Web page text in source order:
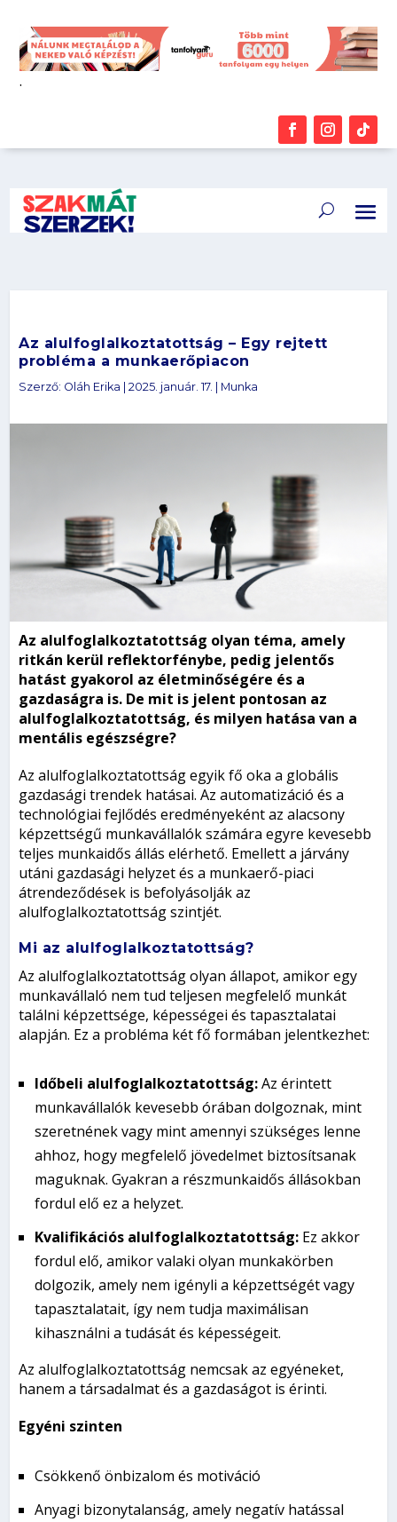
.
Az alulfoglalkoztatottság – Egy rejtett
probléma a munkaerőpiacon
Szerző: Oláh Erika |2025. január. 17. Munka
Az alulfoglalkoztatottság olyan téma, amely
ritkán kerül reflektorfénybe, pedig jelentős
hatást gyakorol az életminőségére és a
gazdaságra is. De mit is jelent pontosan az
alulfoglalkoztatottság, és milyen hatása van a
mentális egészségre?
Az alulfoglalkoztatottság egyik fő oka a globális
gazdasági trendek hatásai. Az automatizáció és a
technológiai fejlődés eredményeként az alacsony
képzettségű munkavállalók számára egyre kevesebb
teljes munkaidős állás elérhető. Emellett a járvány
utáni gazdasági helyzet és a munkaerő-piaci
átrendeződések is befolyásolják az
alulfoglalkoztatottság szintjét.
Mi az alulfoglalkoztatottság?
Az alulfoglalkoztatottság olyan állapot, amikor egy
munkavállaló nem tud teljesen megfelelő munkát
találni képzettsége, képességei és tapasztalatai
alapján. Ez a probléma két fő formában jelentkezhet:
Időbeli alulfoglalkoztatottság:Az érintett
munkavállalók kevesebb órában dolgoznak, mint
szeretnének vagy mint amennyi szükséges lenne
ahhoz, hogy megfelelő jövedelmet biztosítsanak
maguknak. Gyakran a részmunkaidős állásokban
fordul elő ez a helyzet.
Kvalifikációs alulfoglalkoztatottság: Ez akkor
fordul elő, amikor valaki olyan munkakörben
dolgozik, amely nem igényli a képzettségét vagy
tapasztalatait, így nem tudja maximálisan
kihasználni a tudását és képességeit.
Az alulfoglalkoztatottság nemcsak az egyéneket,
hanem a társadalmat és a gazdaságot is érinti.
Egyéni szinten
Csökkenő önbizalom és motiváció
Anyagi bizonytalanság, amely negatív hatással